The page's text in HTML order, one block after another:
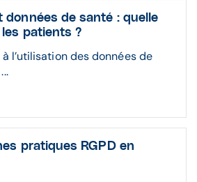
données de santé : quelle
patients ?
l’utilisation des données de
pratiques RGPD en